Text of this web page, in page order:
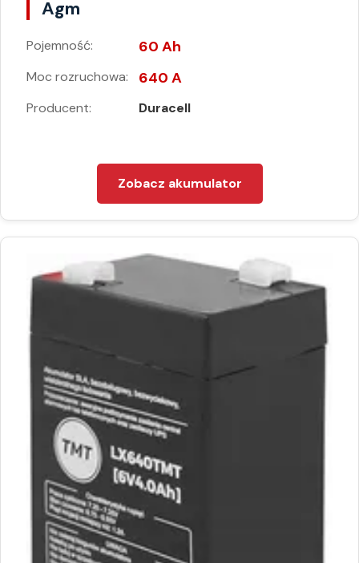
Agm
Pojemność: 60 Ah
Moc rozruchowa: 640 A
Producent: Duracell
Zobacz akumulator